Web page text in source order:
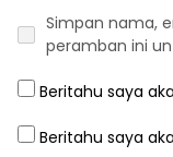
Simpan nama,
peramban ini
Beritahu saya
Beritahu saya